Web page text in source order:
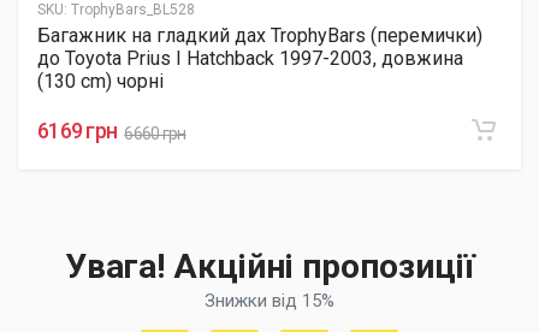
SKU: TrophyBars_BL528
Багажник на гладкий дах TrophyBars (перемички)
до Toyota Prius I Hatchback 1997-2003, довжина
(130 cm) чорні
6169 грн 6660 грн
Увага! Акційні пропозиції
Знижки від 15%